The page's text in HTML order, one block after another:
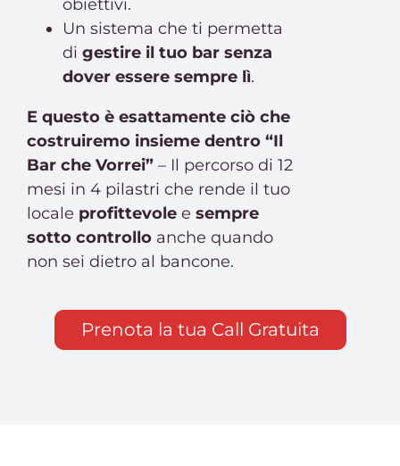
obiettivi.
Un sistema che ti permetta
di gestire il tuo bar senza
dover essere sempre lì.
E questo è esattamente ciò che
costruiremo insieme dentro “Il
Bar che Vorrei”– Il percorso di 12
mesi in 4 pilastri che rende il tuo
locale profittevolee sempre
sotto controlloanche quando
non sei dietro al bancone.
Prenota la tua Call Gratuita